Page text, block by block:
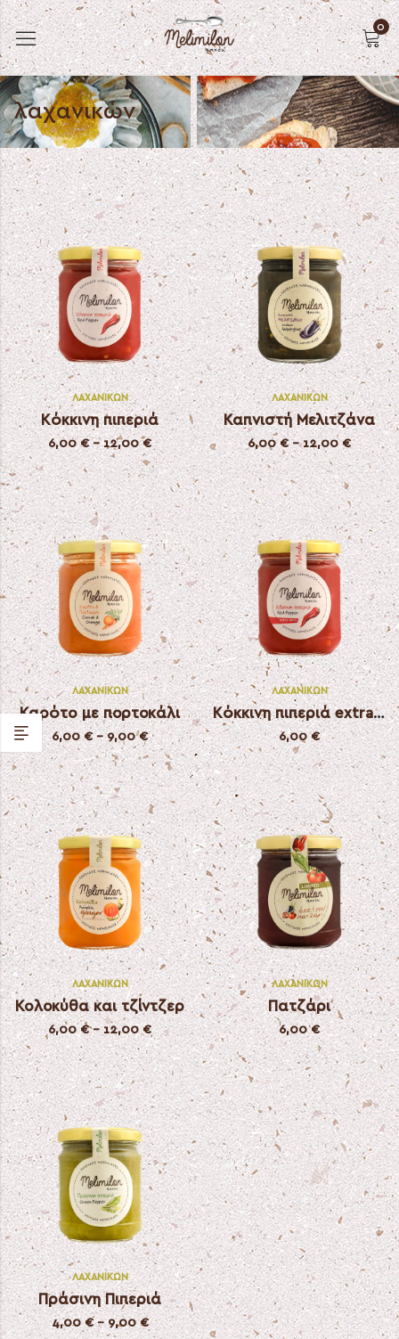
0
λαχανικών
ΛΑΧΑΝΙΚΏΝ
Κόκκινη πιπεριά
6,00€–12,00€
ΛΑΧΑΝΙΚΏΝ
Καπνιστή Μελιτζάνα
6,00€–12,00€
ΛΑΧΑΝΙΚΏΝ
Καρότο με πορτοκάλι
6,00 €–9,00€
ΛΑΧΑΝΙΚΏΝ
Κόκκινη πιπεριά extra spicy
6,00€
ΛΑΧΑΝΙΚΏΝ
Κολοκύθα και τζίντζερ
6,00€–12,00€
ΛΑΧΑΝΙΚΏΝ
Πατζάρι
6,00€
ΛΑΧΑΝΙΚΏΝ
Πράσινη Πιπεριά
4,00€–9,00€